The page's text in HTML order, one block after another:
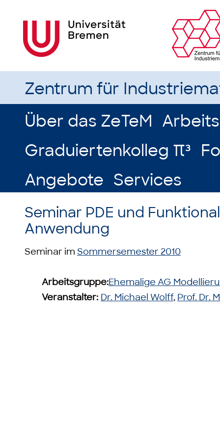
Zentrum für
Über das ZeTeM
Graduiertenkolleg π³
Angebote Services
Seminar PDE und
Anwendung
Seminar im Sommersemester 2010
Arbeitsgruppe:Ehemalige AG
Veranstalter: Dr. Michael Wolff, Prof. Dr.